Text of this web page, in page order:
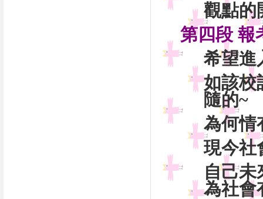
觀點的
第四段 報
希望進
如該校
隨的~
為何情
現今社
自己未
為社會